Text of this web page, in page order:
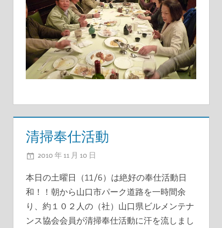
清掃奉仕活動
2010 年 11 月 10 日
本日の土曜日（11/6）は絶好の奉仕活動日
和！！朝から山口市パーク道路を一時間余
り、約１０２人の（社）山口県ビルメンテナ
ンス協会会員が清掃奉仕活動に汗を流しまし